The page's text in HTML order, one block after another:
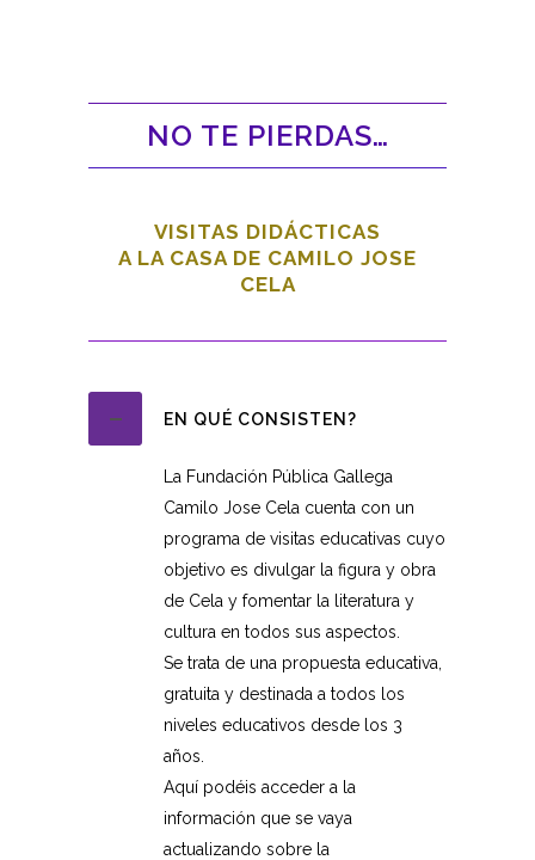
NO TE PIERDAS…
VISITAS DIDÁCTICAS
A LA CASA DE CAMILO JOSE
CELA
EN QUÉ CONSISTEN?
La Fundación Pública Gallega
Camilo Jose Cela cuenta con un
programa de visitas educativas cuyo
objetivo es divulgar la figura y obra
de Cela y fomentar la literatura y
cultura en todos sus aspectos.
Se trata de una propuesta educativa,
gratuita y destinada a todos los
niveles educativos desde los 3
años.
Aquí podéis acceder a la
información que se vaya
actualizando sobre la